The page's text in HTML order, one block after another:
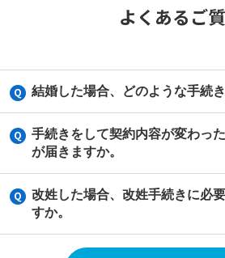
よくあるご
結婚した場合、どのような手続
手続きをして契約内容が変わっ
が届きますか。
改姓した場合、改姓手続きに必
すか。